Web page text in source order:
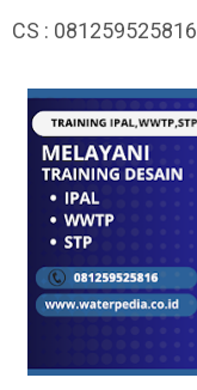
CS : 081259525816